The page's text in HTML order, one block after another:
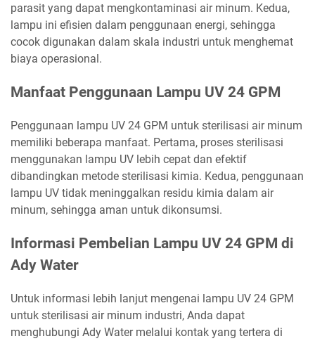
parasit yang dapat mengkontaminasi air minum. Kedua,
lampu ini efisien dalam penggunaan energi, sehingga
cocok digunakan dalam skala industri untuk menghemat
biaya operasional.
Manfaat Penggunaan Lampu UV 24 GPM
Penggunaan lampu UV 24 GPM untuk sterilisasi air minum
memiliki beberapa manfaat. Pertama, proses sterilisasi
menggunakan lampu UV lebih cepat dan efektif
dibandingkan metode sterilisasi kimia. Kedua, penggunaan
lampu UV tidak meninggalkan residu kimia dalam air
minum, sehingga aman untuk dikonsumsi.
Informasi Pembelian Lampu UV 24 GPM di
Ady Water
Untuk informasi lebih lanjut mengenai lampu UV 24 GPM
untuk sterilisasi air minum industri, Anda dapat
menghubungi Ady Water melalui kontak yang tertera di